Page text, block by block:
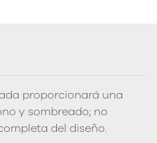
proporcionará una
y sombreado; no
del diseño.